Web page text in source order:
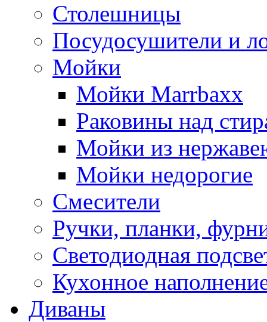
Столешницы
Посудосушители и
Мойки
Мойки Marrbaxx
Раковины над
Мойки из
Мойки недорогие
Смесители
Ручки, планки,
Светодиодная
Кухонное
Диваны